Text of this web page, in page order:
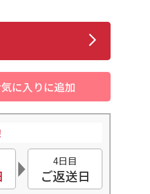
に入りに追加
4日目
ご返送日